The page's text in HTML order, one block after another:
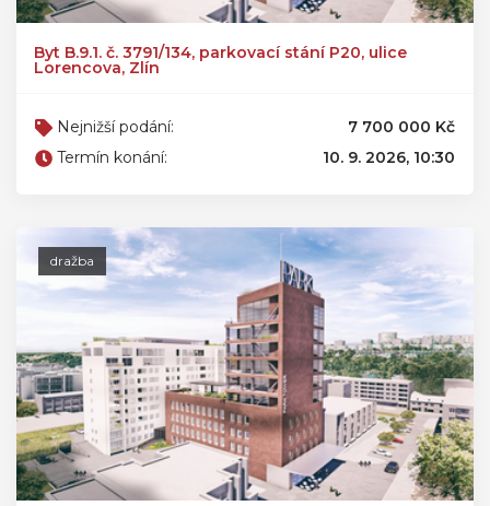
Byt B.9.1. č. 3791/134, parkovací stání P20, ulice
Lorencova, Zlín
Nejnižší podání:
7 700 000 Kč
Termín konání:
10. 9. 2026, 10:30
dražba